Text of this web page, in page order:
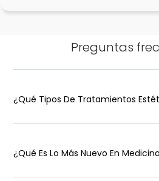
Preguntas
¿Qué Tipos De Tratamientos
¿Qué Es Lo Más Nuevo En